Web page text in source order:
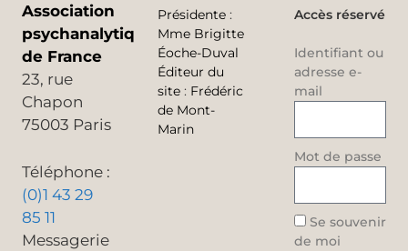
Association
psychanalytique
de France
23, rue
Chapon
75003 Paris
Téléphone :
(0)1 43 29
85 11
Messagerie
Présidente :
Mme Brigitte
Éoche-Duval
Éditeur du
site : Frédéric
de Mont-
Marin
Accès réservé
Identifiant ou
adresse e-
mail
Mot de passe
Se souvenir
de moi